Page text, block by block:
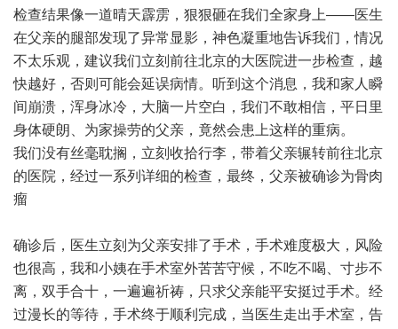
检查结果像一道晴天霹雳，狠狠砸在我们全家身上——医生
在父亲的腿部发现了异常显影，神色凝重地告诉我们，情况
不太乐观，建议我们立刻前往北京的大医院进一步检查，越
快越好，否则可能会延误病情。听到这个消息，我和家人瞬
间崩溃，浑身冰冷，大脑一片空白，我们不敢相信，平日里
身体硬朗、为家操劳的父亲，竟然会患上这样的重病。
我们没有丝毫耽搁，立刻收拾行李，带着父亲辗转前往北京
的医院，经过一系列详细的检查，最终，父亲被确诊为骨肉
瘤
确诊后，医生立刻为父亲安排了手术，手术难度极大，风险
也很高，我和小姨在手术室外苦苦守候，不吃不喝、寸步不
离，双手合十，一遍遍祈祷，只求父亲能平安挺过手术。经
过漫长的等待，手术终于顺利完成，当医生走出手术室，告